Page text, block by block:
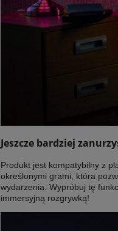
499,00 zł
Jeszcze bardziej
Produkt jest kompatybilny z
określonymi grami, która
wydarzenia. Wypróbuj tę
immersyjną rozgrywką!